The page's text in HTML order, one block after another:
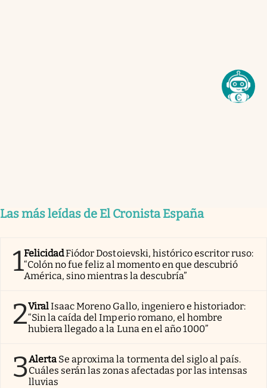
Las más leídas de El Cronista España
1FelicidadFiódor Dostoievski, histórico escritor ruso:
“Colón no fue feliz al momento en que descubrió
América, sino mientras la descubría”
2ViralIsaac Moreno Gallo, ingeniero e historiador:
“Sin la caída del Imperio romano, el hombre
hubiera llegado a la Luna en el año 1000”
3Alerta Se aproxima la tormenta del siglo al país.
Cuáles serán las zonas afectadas por las intensas
lluvias